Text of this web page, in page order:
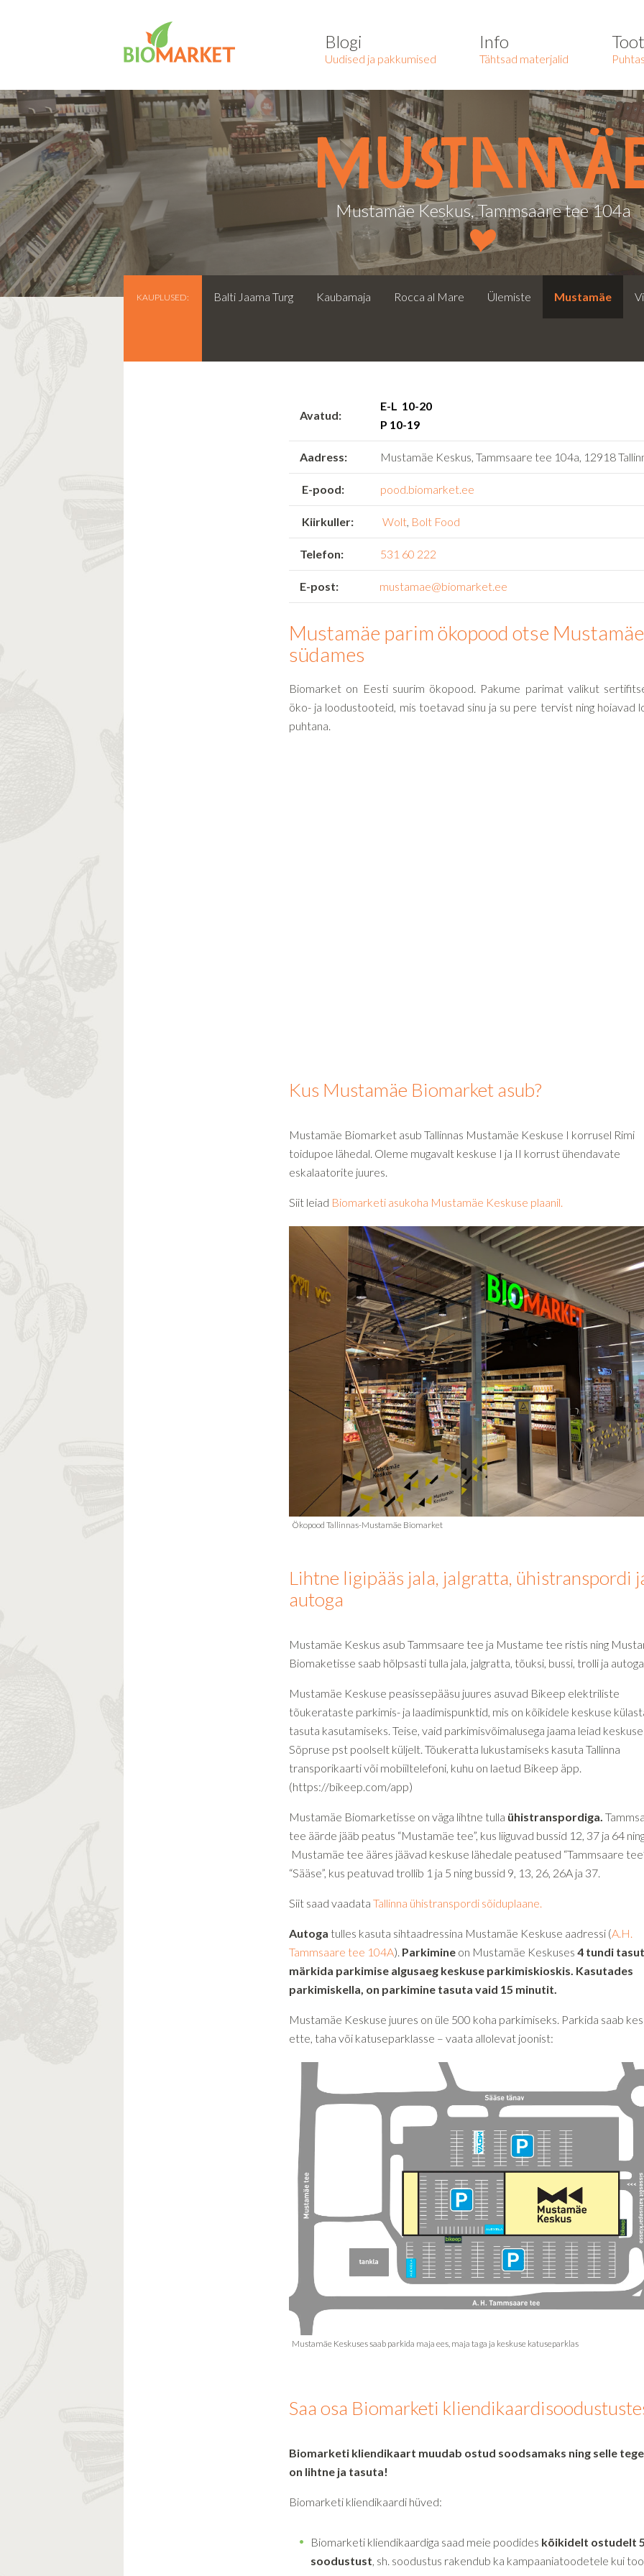
Blogi
Uudised ja pakkumised
Info
Tähtsad materjalid
Mustamäe Keskus, Tammsaare tee 104a
KAUPLUSED: Balti Jaama Turg Kaubamaja Rocca al Mare Ülemiste Mustamäe
Avatud:
E-L 10-20
P 10-19
Aadress: Mustamäe Keskus, Tammsaare tee 104a, 12918
E-pood: pood.biomarket.ee
Kiirkuller: Wolt, Bolt Food
Telefon: 531 60 222
E-post: mustamae@biomarket.ee
Mustamäe parim ökopood otse Mustamäe
südames
Biomarket on Eesti suurim ökopood. Pakume parimat valikut
öko- ja loodustooteid, mis toetavad sinu ja su pere tervist ning hoiavad
puhtana.
Kus Mustamäe Biomarket asub?
Mustamäe Biomarket asub Tallinnas Mustamäe Keskuse I korrusel Rimi
toidupoe lähedal. Oleme mugavalt keskuse I ja II korrust ühendavate
eskalaatorite juures.
Siit leiad Biomarketi asukoha Mustamäe Keskuse plaanil.
Lihtne ligipääs jala, jalgratta, ühistranspordi
autoga
Mustamäe Keskus asub Tammsaare tee ja Mustame tee ristis ning
Biomaketisse saab hõlpsasti tulla jala, jalgratta, tõuksi, bussi, trolli ja
Mustamäe Keskuse peasissepääsu juures asuvad Bikeep elektriliste
tõukerataste parkimis- ja laadimispunktid, mis on kõikidele keskuse
tasuta kasutamiseks. Teise, vaid parkimisvõimalusega jaama leiad keskuse
Sõpruse pst poolselt küljelt. Tõukeratta lukustamiseks kasuta Tallinna
transporikaarti või mobiiltelefoni, kuhu on laetud Bikeep äpp.
(https://bikeep.com/app)
Mustamäe Biomarketisse on väga lihtne tulla ühistranspordiga.
tee äärde jääb peatus “Mustamäe tee”, kus liiguvad bussid 12, 37 ja 64
Mustamäe tee ääres jäävad keskuse lähedale peatused “Tammsaare
“Sääse”, kus peatuvad trollib 1 ja 5 ning bussid 9, 13, 26, 26A ja 37.
Siit saad vaadata Tallinna ühistranspordi sõiduplaane.
Autoga tulles kasuta sihtaadressina Mustamäe Keskuse aadressi (A.H.
Tammsaare tee 104A). Parkimine on Mustamäe Keskuses 4 tundi
märkida parkimise algusaeg keskuse parkimiskioskis. Kasutades
parkimiskella, on parkimine tasuta vaid 15 minutit.
Mustamäe Keskuse juures on üle 500 koha parkimiseks. Parkida saab
ette, taha või katuseparklasse – vaata allolevat joonist:
Saa osa Biomarketi
Biomarketi kliendikaart muudab ostud soodsamaks ning selle
on lihtne ja tasuta!
Biomarketi kliendikaardi hüved:
Biomarketi kliendikaardiga saad meie poodides kõikidelt ostudelt
soodustust , sh. soodustus rakendub ka kampaaniatoodetele kui